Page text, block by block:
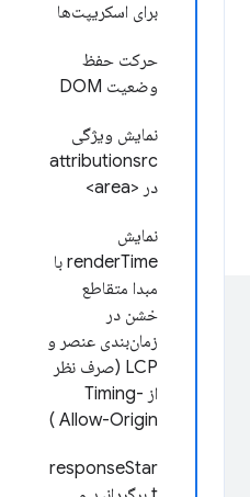
برای اسکریپت‌ها
حرکت حفظ
وضعیت DOM
نمایش ویژگی
attributionsrc
در <area>
نمایش
renderTime با
مبدا متقاطع
خشن در
زمان‌بندی عنصر و
LCP (صرف نظر
از Timing-
Allow-Origin )
responseStar